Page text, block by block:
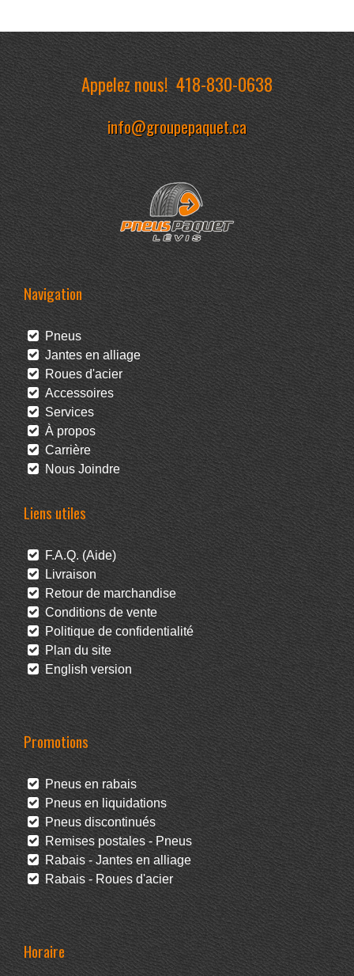
Appelez nous!418-830-0638
info@groupepaquet.ca
Navigation
Pneus
Jantes en alliage
Roues d'acier
Accessoires
Services
À propos
Carrière
Nous Joindre
Liens utiles
F.A.Q. (Aide)
Livraison
Retour de marchandise
Conditions de vente
Politique de confidentialité
Plan du site
English version
Promotions
Pneus en rabais
Pneus en liquidations
Pneus discontinués
Remises postales - Pneus
Rabais - Jantes en alliage
Rabais - Roues d'acier
Horaire